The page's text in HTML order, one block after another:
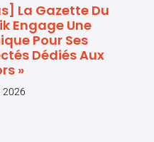
La Gazette Du
Engage Une
Pour Ses
Dédiés Aux
»
2026